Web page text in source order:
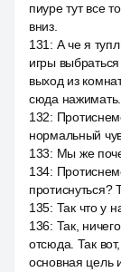
пиуре тут все
вниз.
131 : А че я
игры
выход из
сюда
132:
нормальный
133: Мы же
134:
протиснуться?
135: Так что у
136: Так,
отсюда. Так
основная цель